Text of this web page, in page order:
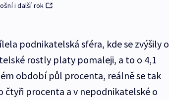
i další rok
podnikatelská sféra, kde se zvýšily o
rostly platy pomaleji, a to o 4,1
období půl procenta, reálně se tak
čtyři procenta a v nepodnikatelské o